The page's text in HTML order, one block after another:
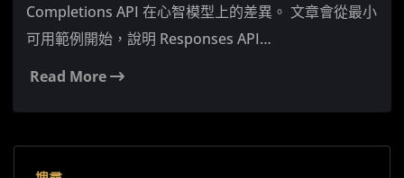
Completions API 在心智模型上的差異。 文章會從最小
可用範例開始，說明 Responses API…
Read More